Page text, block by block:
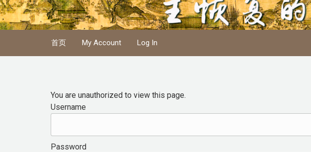
Skip to main content
首页 My Account Log In
You are unauthorized to view this page.
Username
Password